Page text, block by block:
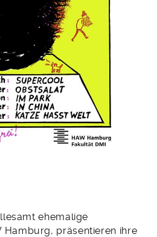
ehemalige
Hamburg, präsentieren ihre